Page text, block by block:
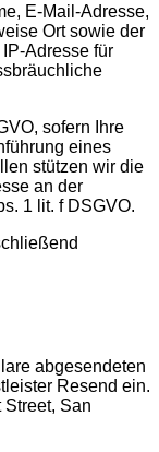
E-Mail-Adresse,
Ort sowie der
Adresse für
sofern Ihre
eines
stützen wir die
an der
1 lit. f DSGVO.
abgesendeten
Resend ein.
San